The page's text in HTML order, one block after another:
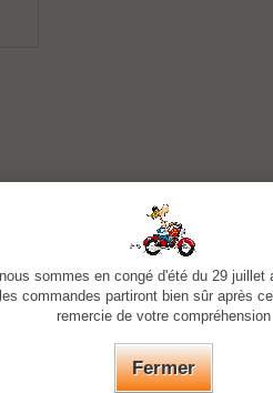
sommes en congé d'été du 29 juillet
commandes partiront bien sûr après
remercie de votre compréhension
Fermer